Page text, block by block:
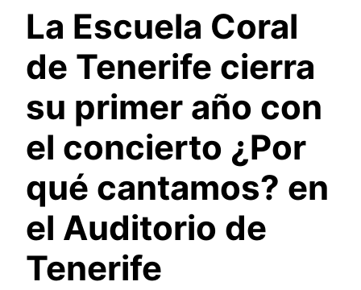
La Escuela Coral
de Tenerife cierra
su primer año con
el concierto ¿Por
qué cantamos? en
el Auditorio de
Tenerife